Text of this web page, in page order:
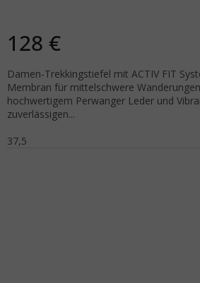
128 €
Damen-Trekkingstiefel mit ACTIV FIT
Membran für mittelschwere
hochwertigem Perwanger Leder und
zuverlässigen...
37,5